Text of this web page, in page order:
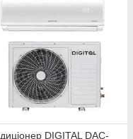
DIGITAL DAC-